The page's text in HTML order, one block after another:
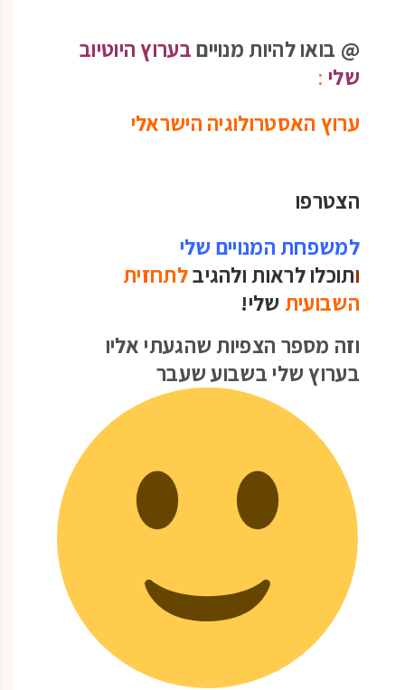
@ בואו להיות מנוייםבערוץ היוטיוב
שלי :
ערוץ האסטרולוגיה הישראלי
הצטרפו
למשפחת המנויים שלי
ותוכלו לראות ולהגיבלתחזית
השבועית שלי!
וזה מספר הצפיות שהגעתי אליו
בערוץ שלי בשבוע שעבר